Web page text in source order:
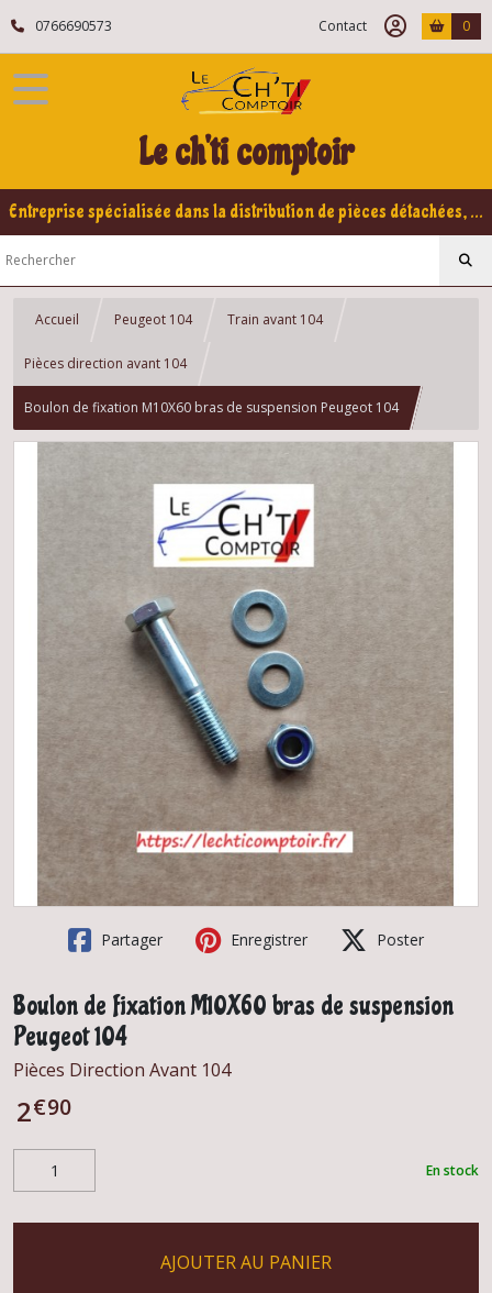
0766690573 Contact 0
Le ch'ti comptoir
Entreprise spécialisée dans la distribution de pièces détachées, refabrication pour voitures Yountimers Peugeot 205 GTI, 309 GTI - GTI16
Accueil Peugeot 104 Train avant 104
Pièces direction avant 104
Boulon de fixation M10X60 bras de suspension Peugeot 104
Partager Enregistrer Poster
Boulon de fixation M10X60 bras de suspension
Peugeot 104
Pièces Direction Avant 104
2€90
En stock
AJOUTER AU PANIER